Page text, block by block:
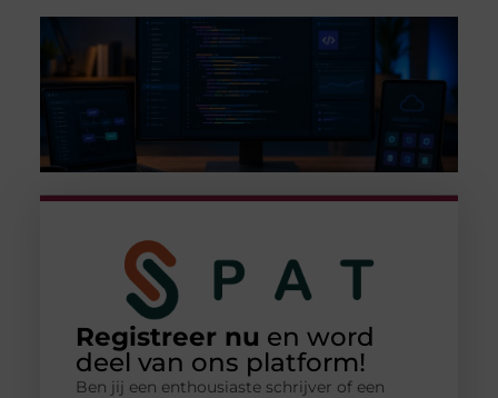
Registreer nu en word
deel van ons platform!
Ben jij een enthousiaste schrijver of een